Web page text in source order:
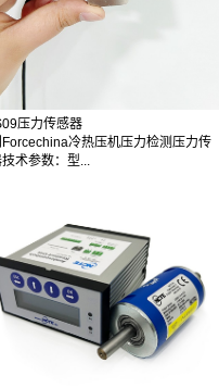
压力传感器
Forcechina冷热压机压力检测压力传
术参数：型...